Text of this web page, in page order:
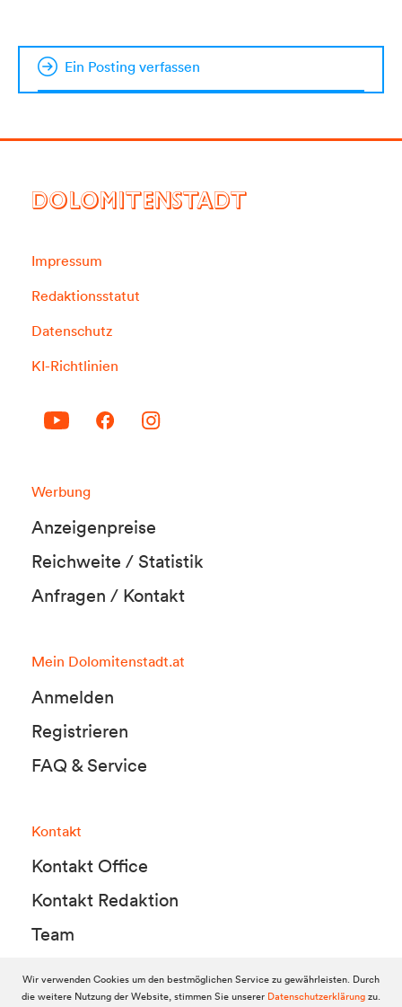
Ein Posting verfassen
DOLOMITENSTADT
Impressum
Redaktionsstatut
Datenschutz
KI-Richtlinien
Werbung
Anzeigenpreise
Reichweite / Statistik
Anfragen / Kontakt
Mein Dolomitenstadt.at
Anmelden
Registrieren
FAQ & Service
Kontakt
Kontakt Office
Kontakt Redaktion
Team
© 2010-2026 Dolomitenstadt.at
Wir verwenden Cookies um den bestmöglichen Service zu gewährleisten. Durch
die weitere Nutzung der Website, stimmen Sie unserer Datenschutzerklärungzu.